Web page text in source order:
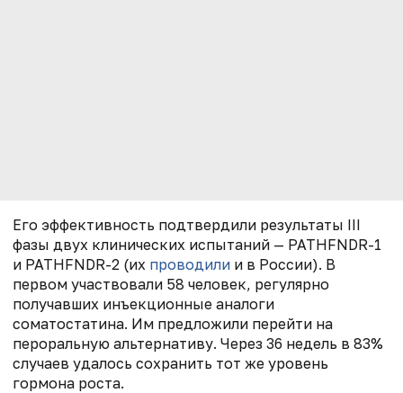
Его эффективность подтвердили результаты III
фазы двух клинических испытаний — PATHFNDR-1
и PATHFNDR-2 (их проводили и в России). В
первом участвовали 58 человек, регулярно
получавших инъекционные аналоги
соматостатина. Им предложили перейти на
пероральную альтернативу. Через 36 недель в 83%
случаев удалось сохранить тот же уровень
гормона роста.